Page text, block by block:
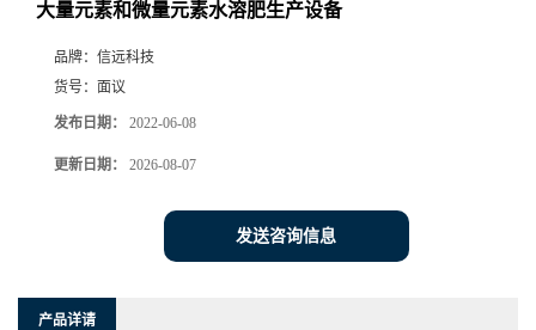
大量元素和微量元素水溶肥生产设备
品牌： 信远科技
货号： 面议
发布日期： 2022-06-08
更新日期： 2026-08-07
发送咨询信息
产品详请